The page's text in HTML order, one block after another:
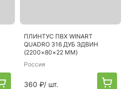
ПЛИНТУС ПВХ WINART
QUADRO 316 ДУБ ЭДВИН
(2200×80×22 ММ)
Россия
360 ₽/ шт.